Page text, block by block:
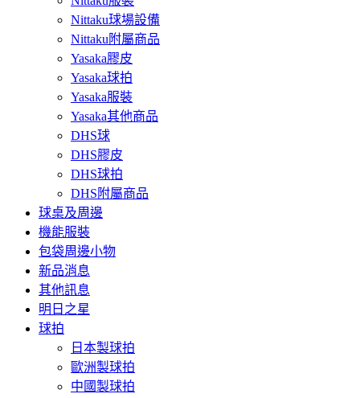
Nittaku球場設備
Nittaku附屬商品
Yasaka膠皮
Yasaka球拍
Yasaka服裝
Yasaka其他商品
DHS球
DHS膠皮
DHS球拍
DHS附屬商品
球桌及周邊
機能服裝
包袋周邊小物
新品消息
其他訊息
明日之星
球拍
日本製球拍
歐洲製球拍
中國製球拍